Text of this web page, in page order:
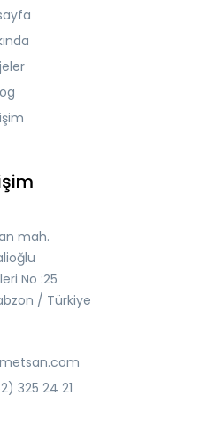
mah.
No :25
/ Türkiye
325 24 21